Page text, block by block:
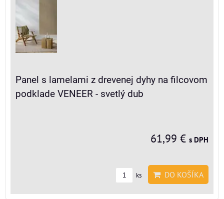
Panel s lamelami z drevenej dyhy na filcovom
podklade VENEER - svetlý dub
61,99 € s DPH
ks DO KOŠÍKA